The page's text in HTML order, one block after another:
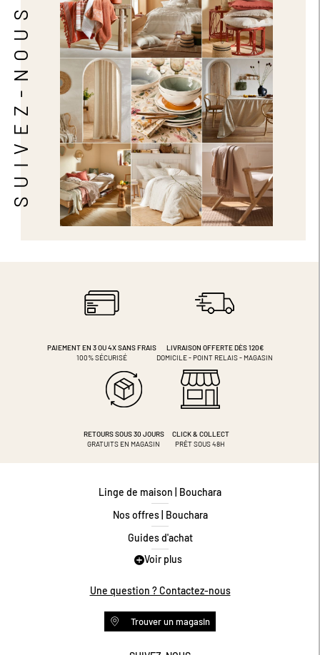
SUIVEZ-NOUS
PAIEMENT EN 3 OU 4XSANS FRAIS
100% SÉCURISÉ
LIVRAISON OFFERTE DÈS 120€
DOMICILE - POINT RELAIS - MAGASIN
RETOURS SOUS 30 JOURS
GRATUITS EN MAGASIN
CLICK & COLLECT
PRÊT SOUS 48H
Linge de maison | Bouchara
Nos offres | Bouchara
Guides d'achat
Guide des tailles
Programme de fidélité
Conditions des offres
Voir plus
Une question ? Contactez-nous
Trouver un magasin